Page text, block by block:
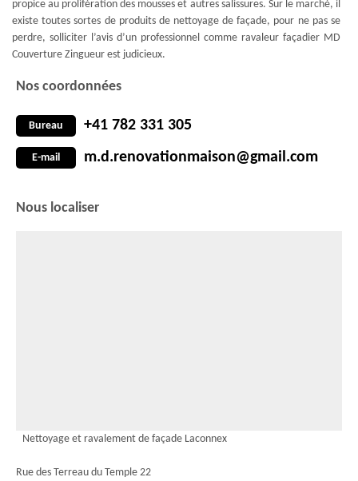
propice au prolifération des mousses et autres salissures. Sur le marché, il
existe toutes sortes de produits de nettoyage de façade, pour ne pas se
perdre, solliciter l’avis d’un professionnel comme ravaleur façadier MD
Couverture Zingueur est judicieux.
Nos coordonnées
Bureau +41 782 331 305
E-mail m.d.renovationmaison@gmail.com
Nous localiser
Nettoyage et ravalement de façade Laconnex
Rue des Terreau du Temple 22